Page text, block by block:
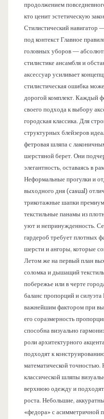
продолжением
кто ценит эстетическую
Стилистический навигатор
под контекст Главное
головных уборов —
стилистике ансамбля и
аксессуар усиливает
стилистическая ошибка
дорогой комплект. Каждый
своего подхода к выбору
городская классика. Для
структурных блейзеров
фетровая шляпа с
шерстяной берет. Они
элегантность, оставаясь в
Неформальные прогулки и
выходного дня (casual)
трикотажные шапки
текстильные панамы из
уют и непринужденность.
гардероб требует плотных
шерсти и ангоры, которые
Летом же на первый план
соломка и дышащий
побережье или в черте
баланс пропорций и
важнейшим фактором при
его соразмерность
способна визуально
роли архитектурного
подходят к
математической
классической шляпы
верхнюю одежду и подходят
роста. Небольшие,
«федора» с асимметричной